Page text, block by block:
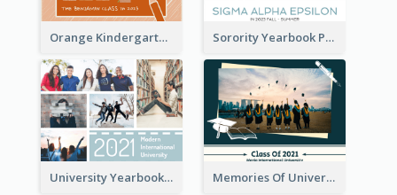
Orange Kindergarten Yearbook Photo Book Sorority Yearbook Photo Book
University Yearbook Photo Book Memories Of University Yearbook Photo Book